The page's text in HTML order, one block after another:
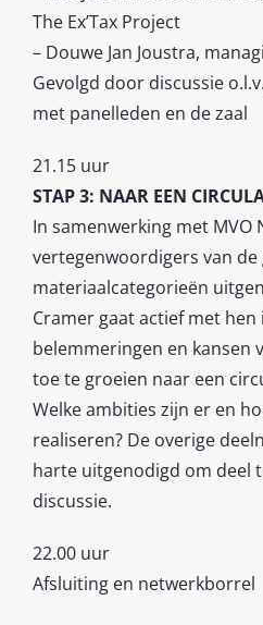
The Ex’Tax Project
– Douwe Jan Joustra,
Gevolgd door discussie
met panelleden en de zaal
21.15 uur
STAP 3: NAAR EEN
In samenwerking met MVO
vertegenwoordigers van de
materiaalcategorieën
Cramer gaat actief met
belemmeringen en kansen
toe te groeien naar een
Welke ambities zijn er en
realiseren? De overige
harte uitgenodigd om deel
discussie.
22.00 uur
Afsluiting en netwerkborrel